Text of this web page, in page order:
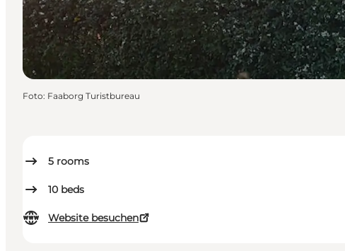
5 rooms
10 beds
Website besuchen
Foto: Faaborg Turistbureau